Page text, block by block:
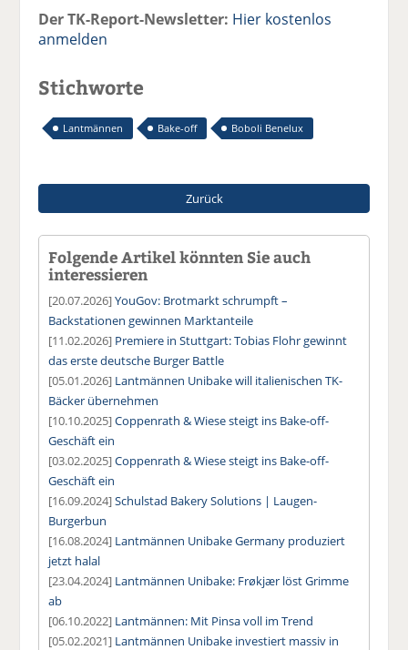
Der TK-Report-Newsletter: Hier kostenlos
anmelden
Stichworte
Lantmännen Bake-off Boboli Benelux
Zurück
Folgende Artikel könnten Sie auch
interessieren
[20.07.2026]YouGov: Brotmarkt schrumpft –
Backstationen gewinnen Marktanteile
[11.02.2026] Premiere in Stuttgart: Tobias Flohr gewinnt
das erste deutsche Burger Battle
[05.01.2026] Lantmännen Unibake will italienischen TK-
Bäcker übernehmen
[10.10.2025]Coppenrath & Wiese steigt ins Bake-off-
Geschäft ein
[03.02.2025]Coppenrath & Wiese steigt ins Bake-off-
Geschäft ein
[16.09.2024]Schulstad Bakery Solutions | Laugen-
Burgerbun
[16.08.2024] Lantmännen Unibake Germany produziert
jetzt halal
[23.04.2024] Lantmännen Unibake: Frøkjær löst Grimme
ab
[06.10.2022] Lantmännen: Mit Pinsa voll im Trend
[05.02.2021] Lantmännen Unibake investiert massiv in